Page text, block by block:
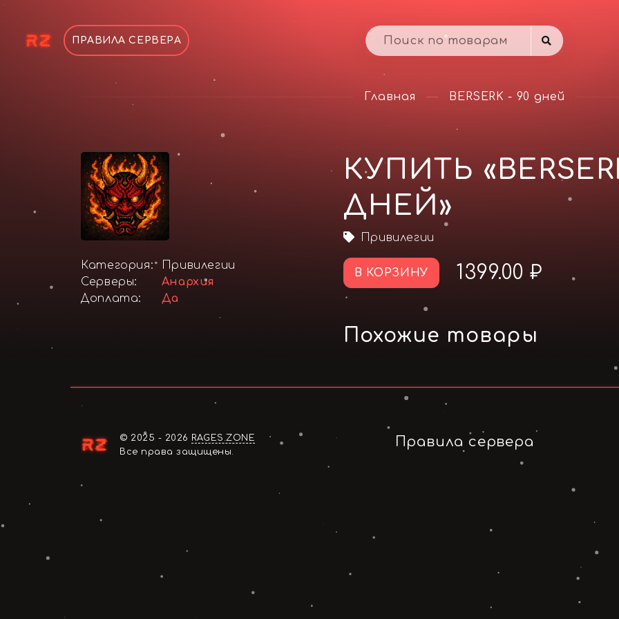
ПРАВИЛА СЕРВЕРА
Главная BERSERK - 90 дней
Категория:
Привилегии
Серверы:
Анархия
Доплата:
Да
КУПИТЬ
ДНЕЙ»
Привилегии
В КОРЗИНУ 1399.00 ₽
Похожие товары
© 2025 - 2026 RAGES.ZONE
Все права защищены.
Правила сервера